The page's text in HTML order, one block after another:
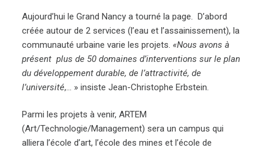
Aujourd’hui le Grand Nancy a tourné la page. D’abord
créée autour de 2 services (l’eau et l’assainissement), la
communauté urbaine varie les projets.«Nous avons à
présent plus de 50 domaines d’interventions sur le plan
du développement durable, de l’attractivité, de
l’université,… » insiste Jean-Christophe Erbstein.
Parmi les projets à venir, ARTEM
(Art/Technologie/Management) sera un campus qui
alliera l’école d’art, l’école des mines et l’école de